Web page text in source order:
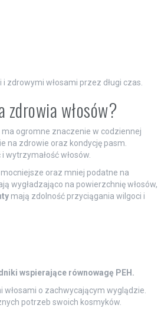
zdrowymi włosami przez długi czas.
zdrowia włosów?
ma ogromne znaczenie w codziennej
na zdrowie oraz kondycję pasm.
wytrzymałość włosów.
oraz mniej podatne na
wygładzająco na powierzchnię włosów,
mają zdolność przyciągania wilgoci i
wspierające równowagę PEH.
o zachwycającym wyglądzie.
potrzeb swoich kosmyków.